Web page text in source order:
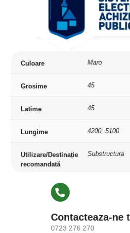
Culoare Maro
Grosime 45
Latime 45
Lungime 4200, 5100
Utilizare/Destinație
recomandată
Substructura
Contacteaza-ne
0723 276 270